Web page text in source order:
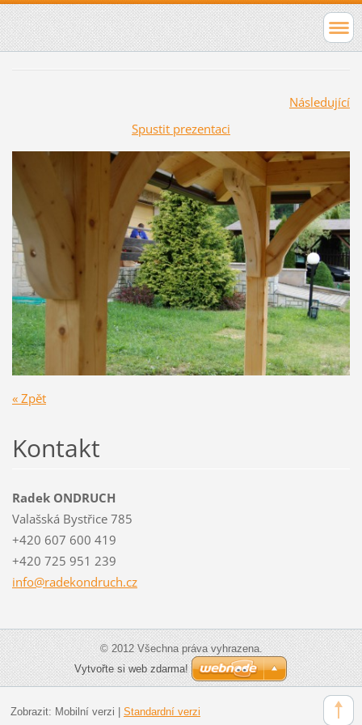
Následující
Spustit prezentaci
« Zpět
Kontakt
Radek ONDRUCH
Valašská Bystřice 785
+420 607 600 419
+420 725 951 239
info@radekondruch.cz
© 2012 Všechna práva vyhrazena.
Vytvořte si web zdarma!
Zobrazit: Mobilní verzi Standardní verzi